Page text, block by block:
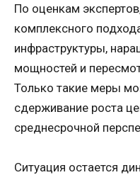
По оценкам
комплексного
инфраструктуры,
мощностей и
Только такие меры
сдерживание роста
среднесрочной
Ситуация остается